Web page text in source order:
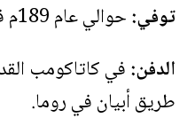
توفي:حوالي عام 189م في روما.
الدفن:في كاتاكومب
طريق أبيان في روما.